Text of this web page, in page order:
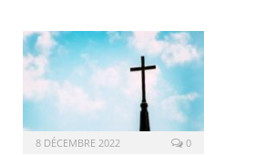
8 DÉCEMBRE 2022 0